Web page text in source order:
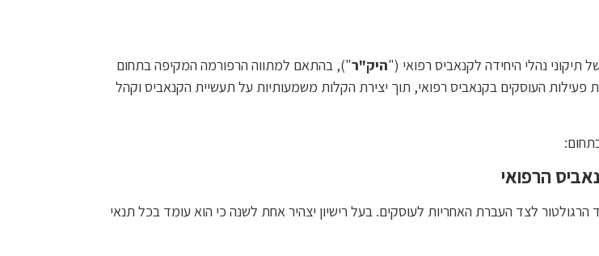
היק"ר"), בהתאם למתווה הרפורמה המקיפה בתחום
העוסקים בקנאביס רפואי, תוך יצירת הקלות משמעותיות על תעשיית הקנאביס וקהל
הרפואי
לצד העברת האחריות לעוסקים. בעל רישיון יצהיר אחת לשנה כי הוא עומד בכל תנאי